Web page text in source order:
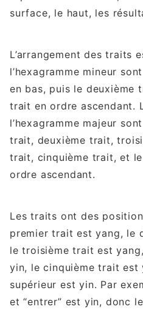
surface, le haut, les
L’arrangement des traits
l’hexagramme mineur
en bas, puis le deuxième
trait en ordre ascendant.
l’hexagramme majeur
trait, deuxième trait,
trait, cinquième trait, et
ordre ascendant.
Les traits ont des
premier trait est yang, le
le troisième trait est
yin, le cinquième trait est
supérieur est yin. Par
et “entrer” est yin, donc